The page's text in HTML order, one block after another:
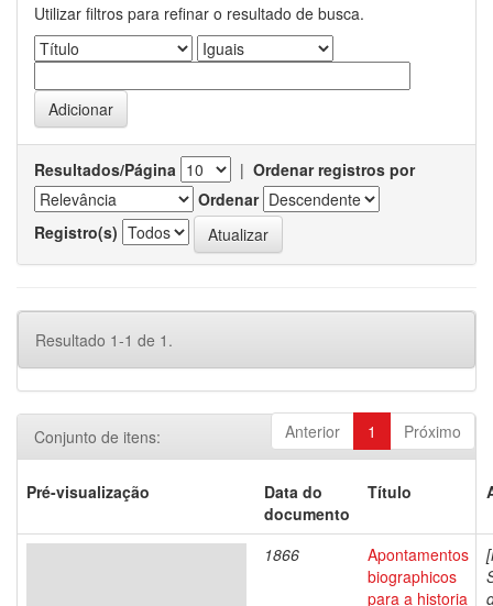
Utilizar filtros para refinar o resultado de busca.
Resultados/Página | Ordenar registros por
Ordenar
Registro(s)
Resultado 1-1 de 1.
Anterior 1 Próximo
Conjunto de itens:
Pré-visualização
Data do
documento
Título
1866
Apontamentos
biographicos
para a historia